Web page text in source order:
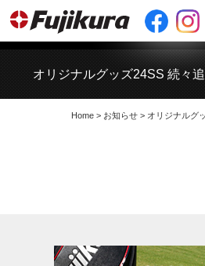
オリジナルグッズ24SS 続々
Home> お知らせ> オリジナルグ